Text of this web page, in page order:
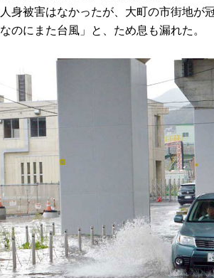
身被害はなかったが、大町の市街地が
のにまた台風」と、ため息も漏れた。